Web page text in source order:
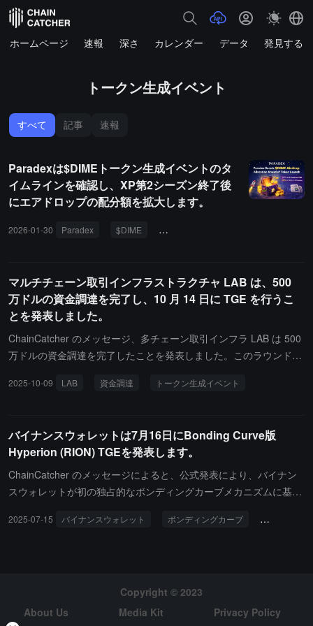
ホームページ 速報 深さ カレンダー データ 発見する
トークン生成イベント
すべて 記事 速報
Paradexは$DIMEトークン生成イベントのタ
イムラインを確認し、XP第2シーズン終了後
にエアドロップの配分額を拡大します。
2026-01-30 Paradex $DIME エアドロップ
マルチチェーン取引インフラストラクチャ LAB は、500
万ドルの資金調達を完了し、10 月 14 日に TGE を行うこ
とを発表しました。
ChainCatcher のメッセージ、多チェーン取引インフラ LAB は 500
万ドルの資金調達を完了したことを発表しました。このラウンドの
Beard VC、Lemniscap、TVM Ventures、OKX Ventures、Mirana、
このプロジェクトは 10 月 14 日にトークン生成イベント（TGE）
を行います。
2025-10-09 LAB 資金調達 トークン生成イベント
バイナンスウォレットは7月16日にBonding Curve版
Hyperion (RION) TGEを発表します。
ChainCatcher のメッセージによると、公式発表により、バイナン
スウォレットが初の独占的なボンディングカーブメカニズムに基づ
yz(RION) にてオンラインになります。イベント開始時間は2025年
2025-07-15 バイナンスウォレット ボンディングカーブ ハイペリオ
Copyright © 2023
About Us
Media Kit
Privacy Policy